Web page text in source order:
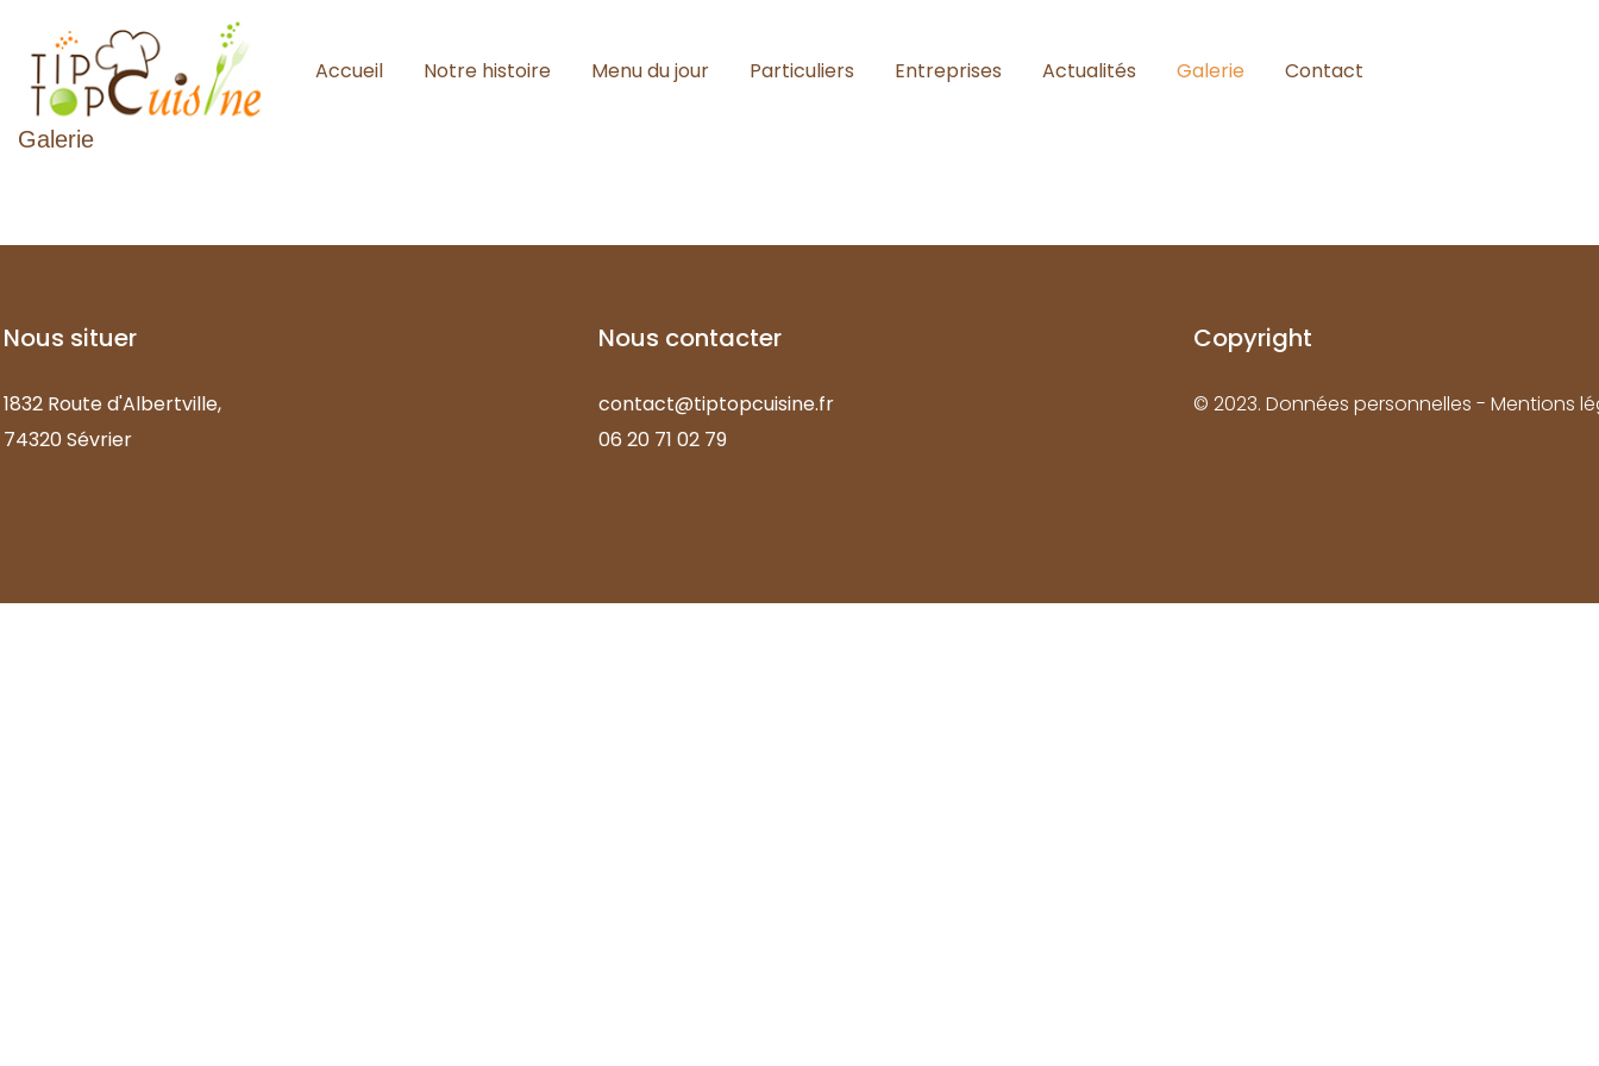
Accueil Notre histoire Menu du jour Particuliers Entreprises Actualités Galerie Contact
Galerie
Nous situer
1832 Route d'Albertville,
74320 Sévrier
Nous contacter
contact@tiptopcuisine.fr
06 20 71 02 79
Copyright
© 2023. Données personnelles - Mentions